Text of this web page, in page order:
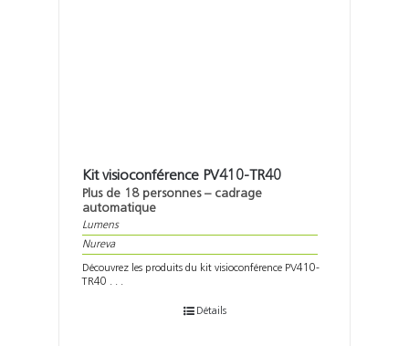
Kit visioconférence PV410-TR40
Plus de 18 personnes – cadrage
automatique
Lumens
Nureva
Découvrez les produits du kit visioconférence PV410-
TR40 . . .
Détails